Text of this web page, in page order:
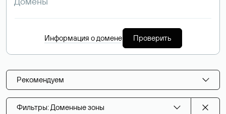
Информация о домене Проверить
Рекомендуем
Фильтры: Доменные зоны